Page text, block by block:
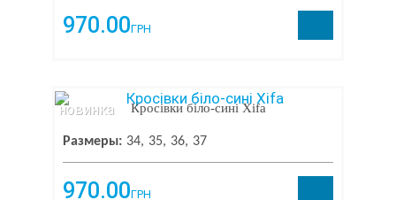
970.00ГРН
Кросівки біло-сині Xifa
Размеры: 34 35 36 37
970.00ГРН
новинка